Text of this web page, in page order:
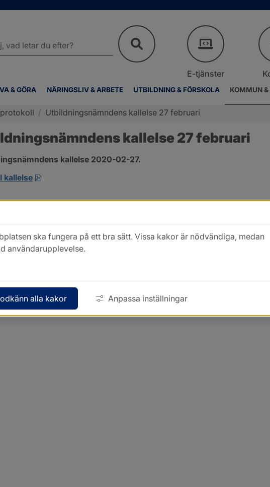
& GÖRA NÄRINGSLIV & ARBETE UTBILDNING & FÖRSKOLA KOMMUN
E-tjänster
/ Utbildningsnämndens kallelse 27 februari
kallelse 27 februari
kallelse 2020-02-27.
kallelse
pdf, öppnas i nytt fönster.
ska fungera på ett bra sätt. Vissa kakor är nödvändiga, medan
användarupplevelse.
alla kakor Anpassa inställningar